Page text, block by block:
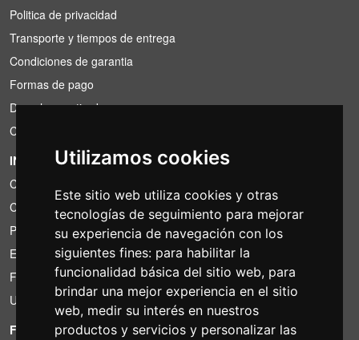
Utilizamos cookies
Este sitio web utiliza cookies y otras
tecnologías de seguimiento para mejorar
su experiencia de navegación con los
siguientes fines: para habilitar la
funcionalidad básica del sitio web, para
brindar una mejor experiencia en el sitio
web, medir su interés en nuestros
productos y servicios y personalizar las
Politica de privacidad
Transporte y tiempos de entrega
Condiciones de garantia
Formas de pago
Derecho a retirada
Condiciones de IVA
INFORMACIÓN
Condiciones de alquiler
Cotizaciones
Paquetes de ahorro
Encontrado por menos?
Financiacion
Uso
FOTOCOLOMBO.IT